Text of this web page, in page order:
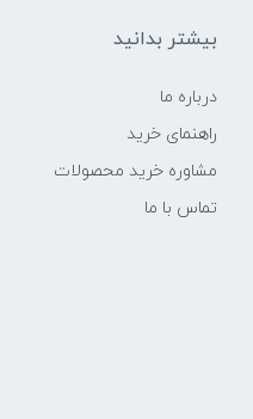
بیشتر بدانید
درباره ما
راهنمای خرید
مشاوره خرید محصولات
تماس با ما